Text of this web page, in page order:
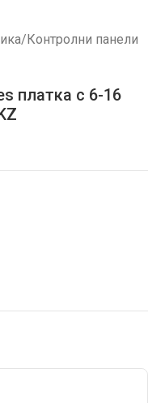
/ Контролни панели
платка с 6-16